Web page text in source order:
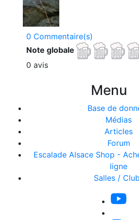
0 Commentaire(s)
Note globale
0 avis
Menu
Base de
Médias
Articles
Forum
Escalade Alsace Shop -
ligne
Salles /